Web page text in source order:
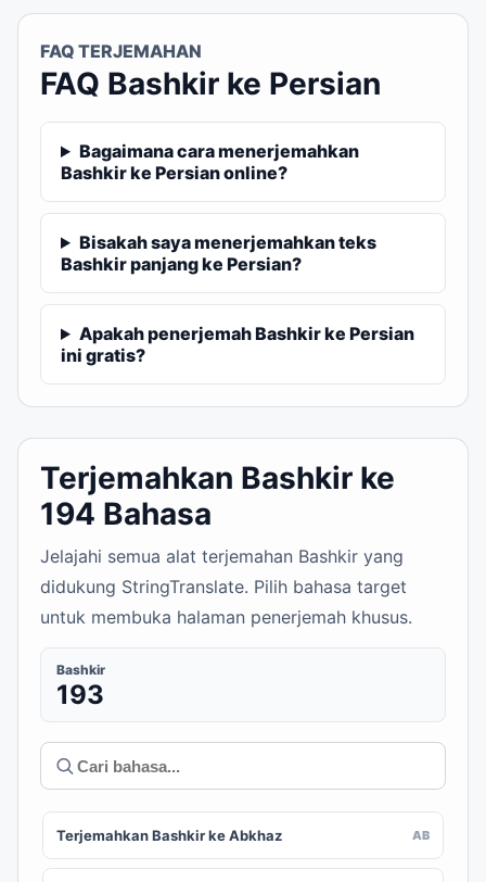
FAQ TERJEMAHAN
FAQ Bashkir ke Persian
Bagaimana cara menerjemahkan
Bashkir ke Persian online?
Bisakah saya menerjemahkan teks
Bashkir panjang ke Persian?
Apakah penerjemah Bashkir ke Persian
ini gratis?
Terjemahkan Bashkir ke
194 Bahasa
Jelajahi semua alat terjemahan Bashkir yang
didukung StringTranslate. Pilih bahasa target
untuk membuka halaman penerjemah khusus.
Bashkir
193
Terjemahkan Bashkir ke Abkhaz AB